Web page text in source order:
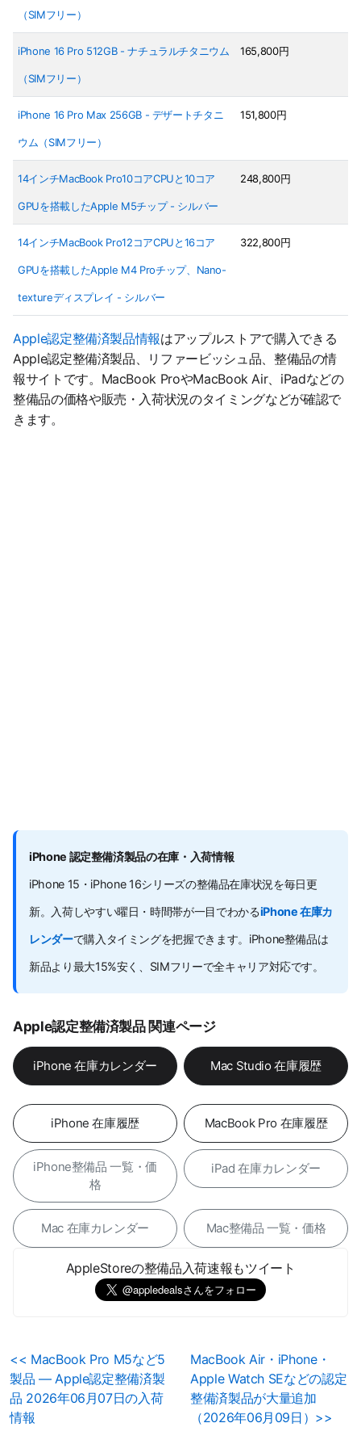
（SIMフリー）
iPhone 16 Pro 512GB - ナチュラルチタニウム
（SIMフリー）
165,800円
iPhone 16 Pro Max 256GB - デザートチタニ
ウム（SIMフリー）
151,800円
14インチMacBook Pro10コアCPUと10コア
GPUを搭載したApple M5チップ - シルバー
248,800円
14インチMacBook Pro12コアCPUと16コア
GPUを搭載したApple M4 Proチップ、Nano-
textureディスプレイ - シルバー
322,800円
Apple認定整備済製品情報はアップルストアで購入できる
Apple認定整備済製品、リファービッシュ品、整備品の情
報サイトです。MacBook ProやMacBook Air、iPadなどの
整備品の価格や販売・入荷状況のタイミングなどが確認で
きます。
iPhone 認定整備済製品の在庫・入荷情報
iPhone 15・iPhone 16シリーズの整備品在庫状況を毎日更
新。入荷しやすい曜日・時間帯が一目でわかるiPhone 在庫カ
レンダーで購入タイミングを把握できます。iPhone整備品は
新品より最大15%安く、SIMフリーで全キャリア対応です。
Apple認定整備済製品 関連ページ
iPhone 在庫カレンダー Mac Studio 在庫履歴
iPhone 在庫履歴 MacBook Pro 在庫履歴
iPhone整備品 一覧・価
格
iPad 在庫カレンダー
Mac 在庫カレンダー Mac整備品 一覧・価格
AppleStoreの整備品入荷速報もツイート
<< MacBook Pro M5など5
製品 — Apple認定整備済製
品 2026年06月07日の入荷
情報
MacBook Air・iPhone・
Apple Watch SEなどの認定
整備済製品が大量追加
（2026年06月09日）>>